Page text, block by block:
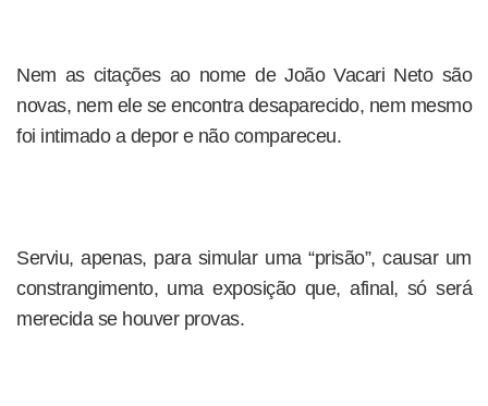
Nem as citações ao nome de João Vacari Neto são
novas, nem ele se encontra desaparecido, nem mesmo
foi intimado a depor e não compareceu.
Serviu, apenas, para simular uma “prisão”, causar um
constrangimento, uma exposição que, afinal, só será
merecida se houver provas.